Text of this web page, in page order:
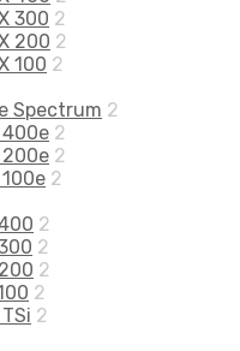
300 2
200 2
100 2
Spectrum 2
400e 2
200e 2
2
2
2
2
2
2